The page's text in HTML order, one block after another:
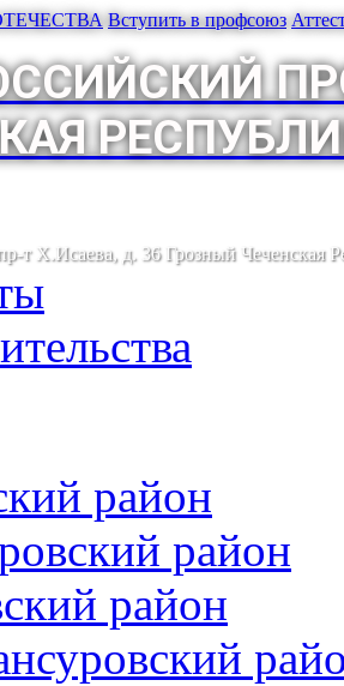
Вступить в профсоюз
пр-т Х.Исаева, д. 36 Грозный Чеченская
район
район
район